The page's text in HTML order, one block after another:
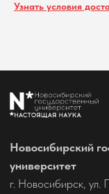
Узнать условия